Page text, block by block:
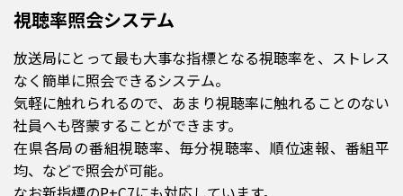
視聴率照会システム
放送局にとって最も大事な指標となる視聴率を、ストレス
なく簡単に照会できるシステム。
気軽に触れられるので、あまり視聴率に触れることのない
社員へも啓蒙することができます。
在県各局の番組視聴率、毎分視聴率、順位速報、番組平
均、などで照会が可能。